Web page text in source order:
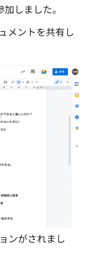
しました。
メントを共有し
ンがされまし